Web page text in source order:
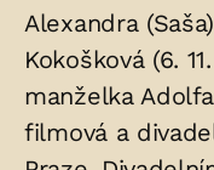
Alexandra
Kokošková (6.
manželka
filmová a